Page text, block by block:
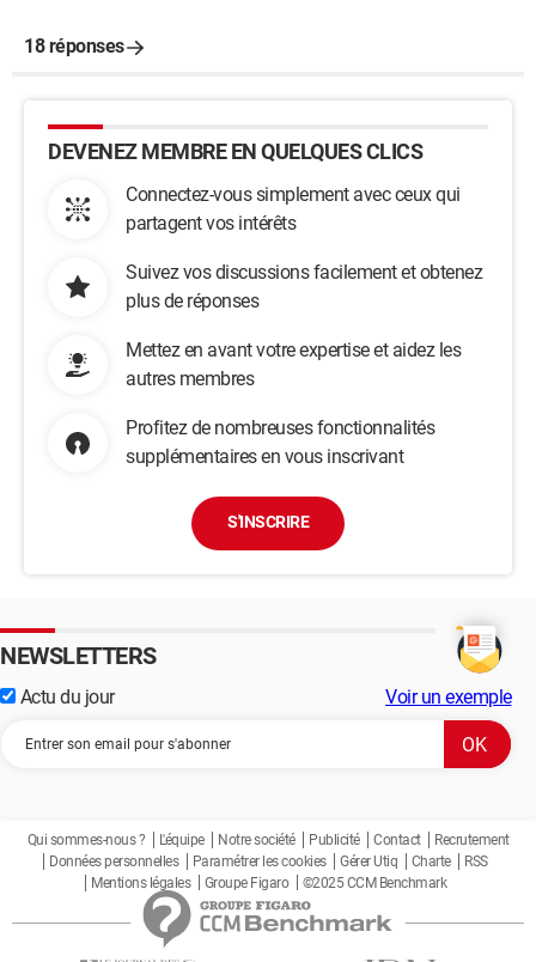
18 réponses
DEVENEZ MEMBRE EN QUELQUES CLICS
Connectez-vous simplement avec ceux qui
partagent vos intérêts
Suivez vos discussions facilement et obtenez
plus de réponses
Mettez en avant votre expertise et aidez les
autres membres
Profitez de nombreuses fonctionnalités
supplémentaires en vous inscrivant
S'INSCRIRE
NEWSLETTERS
Actu du jour Voir un exemple
Qui sommes-nous ? L'équipe Notre société Publicité Contact
Recrutement
Données personnelles
Paramétrer les cookies Gérer Utiq Charte
RSS
Mentions légales
Groupe Figaro ©2025 CCM Benchmark